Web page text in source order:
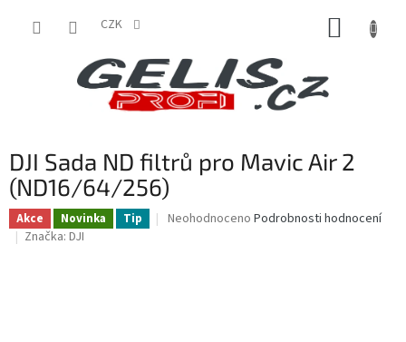
CZK
DJI Sada ND filtrů pro Mavic Air 2
(ND16/64/256)
Akce Novinka Tip
Průměrné
Neohodnoceno Podrobnosti hodnocení
Značka: DJI